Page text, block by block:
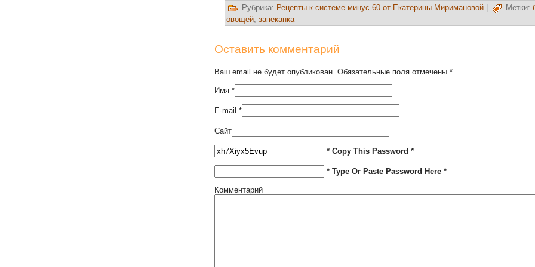
Рубрика: Рецепты к системе минус 60 от Екатерины Миримановой Метки:
овощей, запеканка
Оставить комментарий
Ваш email не будет опубликован. Обязательные поля отмечены *
Имя *
E-mail *
Сайт
* Copy This Password *
* Type Or Paste Password Here *
Комментарий